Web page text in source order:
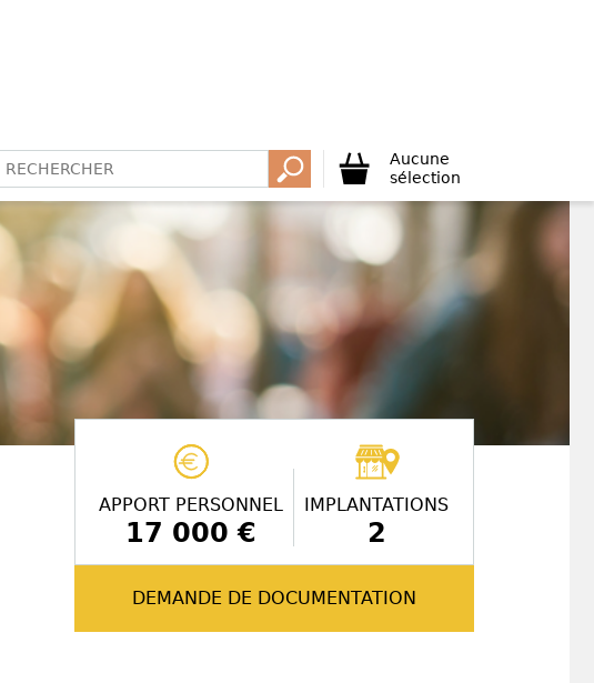
Aucune
sélection
APPORT PERSONNEL
17 000 €
IMPLANTATIONS
2
DEMANDE DE DOCUMENTATION